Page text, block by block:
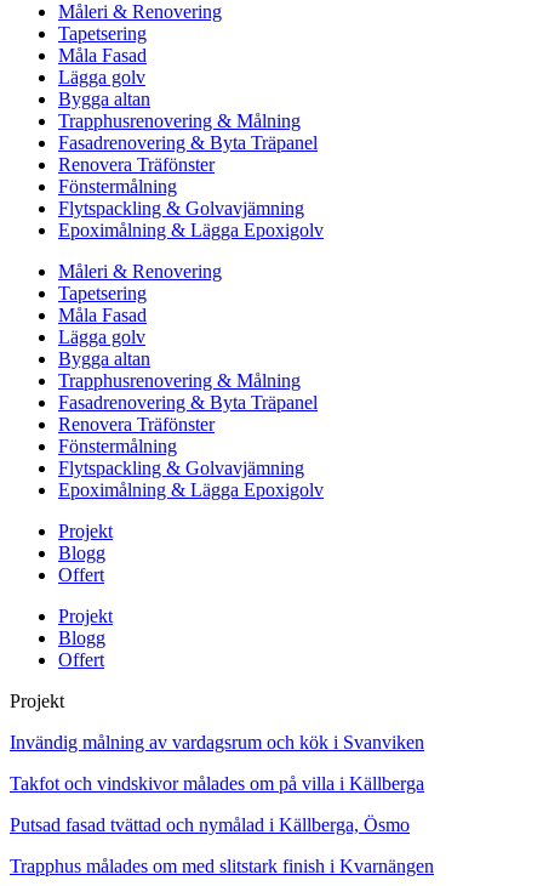
Måleri & Renovering
Tapetsering
Måla Fasad
Lägga golv
Bygga altan
Trapphusrenovering & Målning
Fasadrenovering & Byta Träpanel
Renovera Träfönster
Fönstermålning
Flytspackling & Golvavjämning
Epoximålning & Lägga Epoxigolv
Måleri & Renovering
Tapetsering
Måla Fasad
Lägga golv
Bygga altan
Trapphusrenovering & Målning
Fasadrenovering & Byta Träpanel
Renovera Träfönster
Fönstermålning
Flytspackling & Golvavjämning
Epoximålning & Lägga Epoxigolv
Projekt
Blogg
Offert
Projekt
Blogg
Offert
Projekt
Invändig målning av vardagsrum och kök i Svanviken
Takfot och vindskivor målades om på villa i Källberga
Putsad fasad tvättad och nymålad i Källberga, Ösmo
Trapphus målades om med slitstark finish i Kvarnängen